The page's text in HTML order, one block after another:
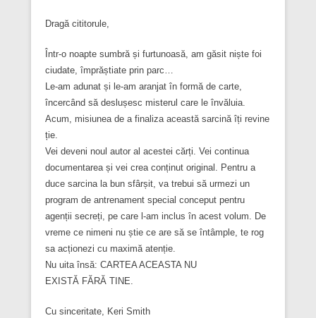
Dragă cititorule,
Într-o noapte sumbră și furtunoasă, am găsit niște foi
ciudate, împrăștiate prin parc…
Le-am adunat și le-am aranjat în formă de carte,
încercând să deslușesc misterul care le învăluia.
Acum, misiunea de a finaliza această sarcină îți revine
ție.
Vei deveni noul autor al acestei cărți. Vei continua
documentarea și vei crea conținut original. Pentru a
duce sarcina la bun sfârșit, va trebui să urmezi un
program de antrenament special conceput pentru
agenții secreți, pe care l-am inclus în acest volum. De
vreme ce nimeni nu știe ce are să se întâmple, te rog
sa acționezi cu maximă atenție.
Nu uita însă: CARTEA ACEASTA NU
EXISTĂ FĂRĂ TINE.
Cu sinceritate, Keri Smith